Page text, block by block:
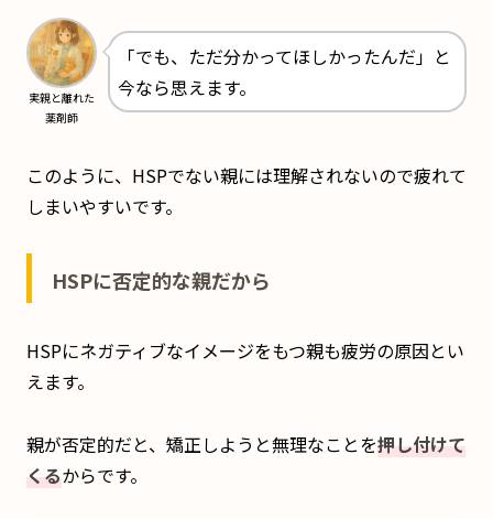
実親と離れた
薬剤師
「でも、ただ分かってほしかったんだ」と
今なら思えます。
このように、HSPでない親には理解されないので疲れて
しまいやすいです。
HSPに否定的な親だから
HSPにネガティブなイメージをもつ親も疲労の原因とい
えます。
親が否定的だと、矯正しようと無理なことを押し付けて
くるからです。